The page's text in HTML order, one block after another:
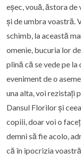
eșec, vouă, ăstora
și de umbra voastră.
schimb, la această
omenie, bucuria lor
plină că se vede pe
eveniment de o
una alta, voi rezistați
Dansul Florilor și
copiii, doar voi o
demni să fie acolo,
că în ipocrizia